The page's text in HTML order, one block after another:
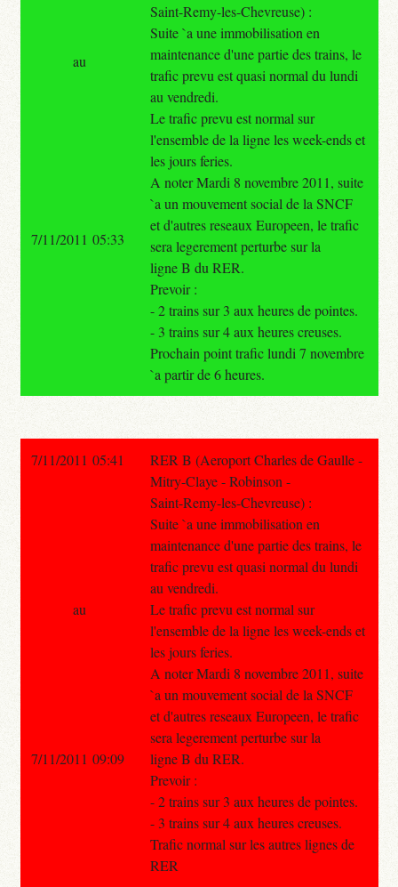
Saint-Remy-les-Chevreuse) :
Suite `a une immobilisation en
maintenance d'une partie des trains, le
trafic prevu est quasi normal du lundi
au vendredi.
Le trafic prevu est normal sur
l'ensemble de la ligne les week-ends et
les jours feries.
A noter Mardi 8 novembre 2011, suite
`a un mouvement social de la SNCF
et d'autres reseaux Europeen, le trafic
sera legerement perturbe sur la
ligne B du RER.
Prevoir :
- 2 trains sur 3 aux heures de pointes.
- 3 trains sur 4 aux heures creuses.
Prochain point trafic lundi 7 novembre
`a partir de 6 heures.
au
7/11/2011 05:33
7/11/2011 05:41
RER B (Aeroport Charles de Gaulle -
Mitry-Claye - Robinson -
Saint-Remy-les-Chevreuse) :
Suite `a une immobilisation en
maintenance d'une partie des trains, le
trafic prevu est quasi normal du lundi
au vendredi.
Le trafic prevu est normal sur
l'ensemble de la ligne les week-ends et
les jours feries.
A noter Mardi 8 novembre 2011, suite
`a un mouvement social de la SNCF
et d'autres reseaux Europeen, le trafic
sera legerement perturbe sur la
ligne B du RER.
Prevoir :
- 2 trains sur 3 aux heures de pointes.
- 3 trains sur 4 aux heures creuses.
Trafic normal sur les autres lignes de
RER
au
7/11/2011 09:09